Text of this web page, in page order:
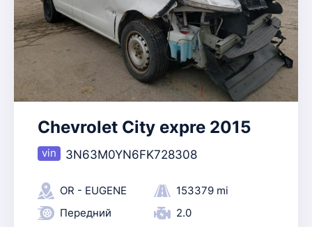
Chevrolet City expre 2015
3N63M0YN6FK728308
OR - EUGENE
153379 mi
Передний
2.0